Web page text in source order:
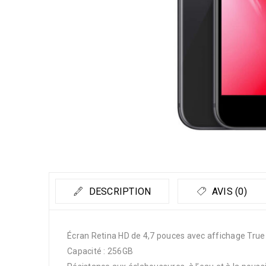
DESCRIPTION AVIS (0)
Écran Retina HD de 4,7 pouces avec affichage
Capacité : 256GB